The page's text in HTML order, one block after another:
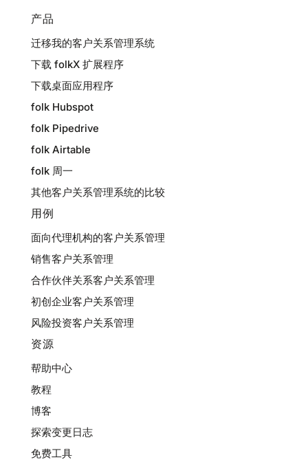
产品
迁移我的客户关系管理系统
下载 folkX 扩展程序
下载桌面应用程序
folk Hubspot
folk Pipedrive
folk Airtable
folk 周一
其他客户关系管理系统的比较
用例
面向代理机构的客户关系管理
销售客户关系管理
合作伙伴关系客户关系管理
初创企业客户关系管理
风险投资客户关系管理
资源
帮助中心
教程
博客
探索变更日志
免费工具